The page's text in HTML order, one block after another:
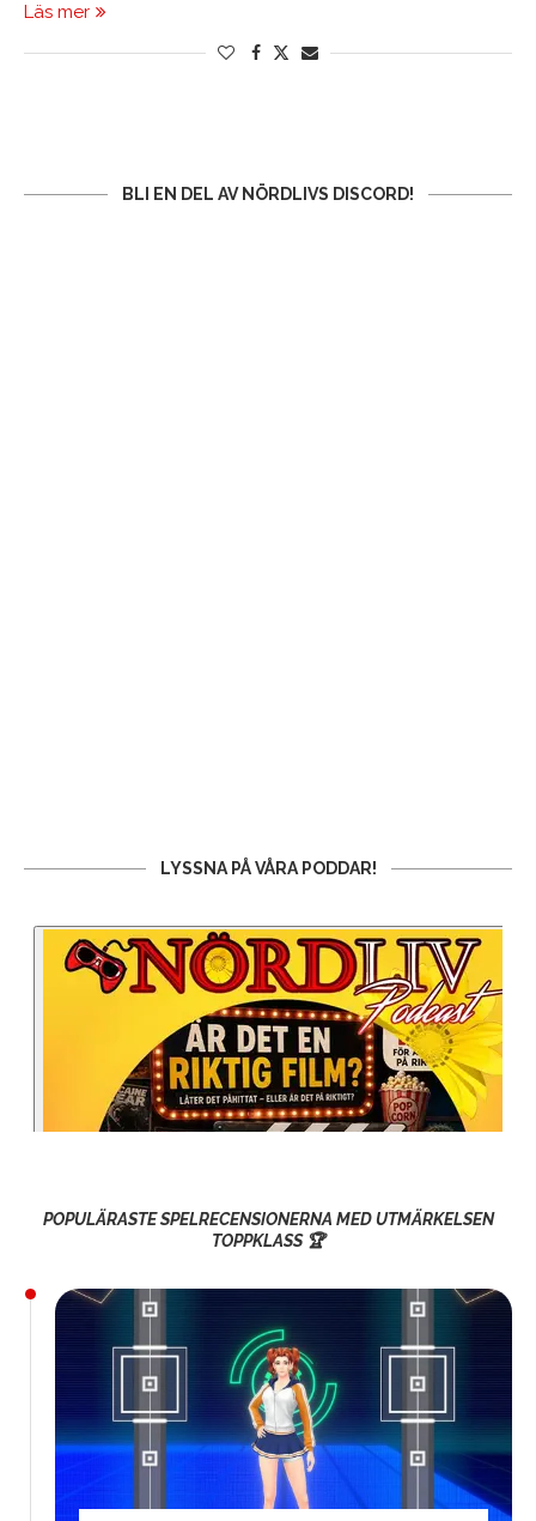
Läs mer
BLI EN DEL AV NÖRDLIVS DISCORD!
LYSSNA PÅ VÅRA PODDAR!
POPULÄRASTE SPELRECENSIONERNA MED UTMÄRKELSEN
TOPPKLASS 🏆